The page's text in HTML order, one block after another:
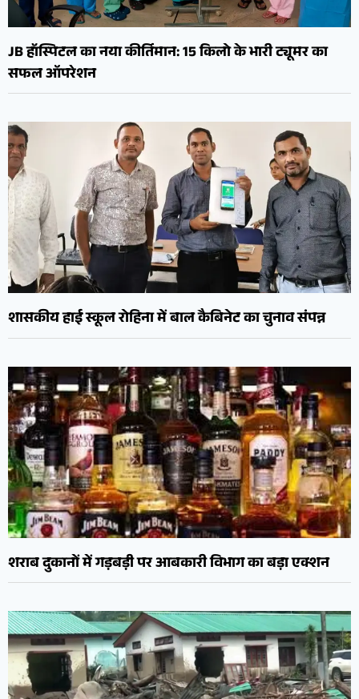
JB हॉस्पिटल का नया कीर्तिमान: 15 किलो के भारी ट्यूमर का
सफल ऑपरेशन
शासकीय हाई स्कूल रोहिना में बाल कैबिनेट का चुनाव संपन्न
शराब दुकानों में गड़बड़ी पर आबकारी विभाग का बड़ा एक्शन